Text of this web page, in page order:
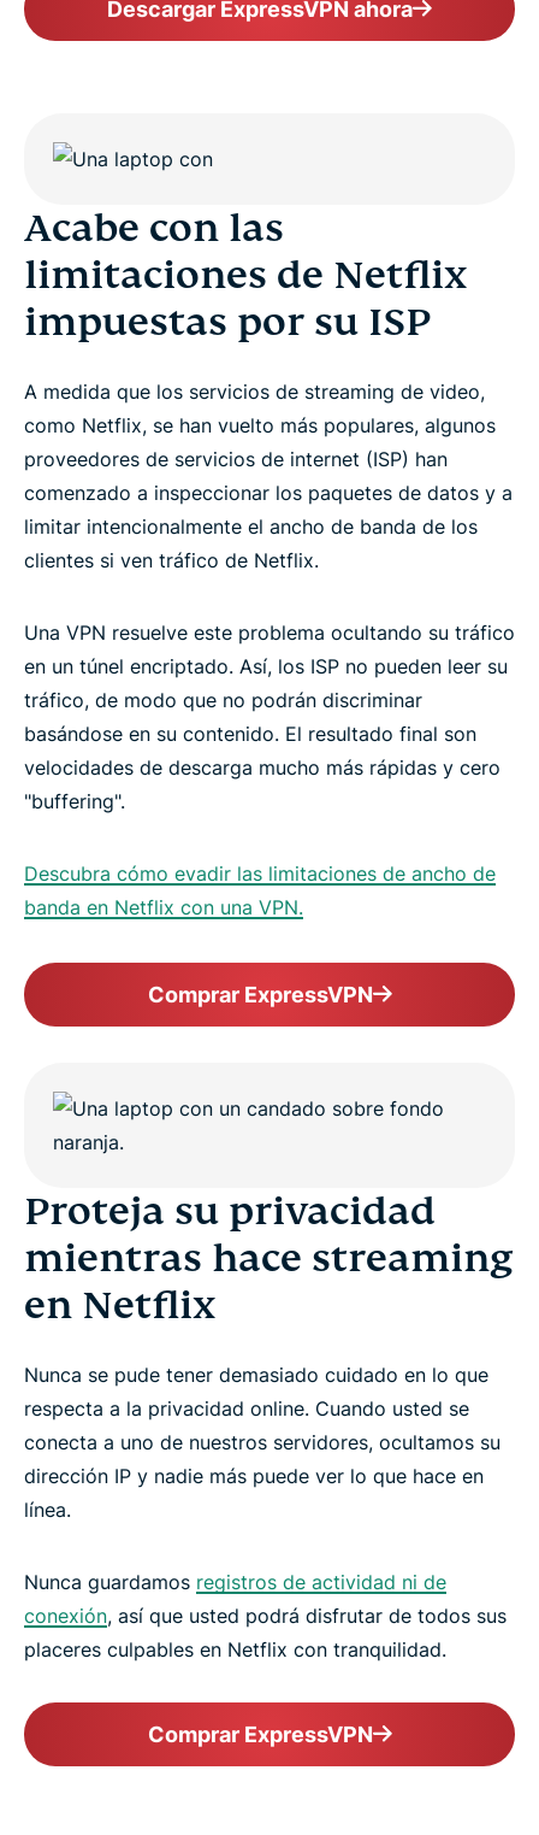
Descargar ExpressVPN ahora
Acabe con las
limitaciones de Netflix
impuestas por su ISP
A medida que los servicios de streaming de video,
como Netflix, se han vuelto más populares, algunos
proveedores de servicios de internet (ISP) han
comenzado a inspeccionar los paquetes de datos y a
limitar intencionalmente el ancho de banda de los
clientes si ven tráfico de Netflix.
Una VPN resuelve este problema ocultando su tráfico
en un túnel encriptado. Así, los ISP no pueden leer su
tráfico, de modo que no podrán discriminar
basándose en su contenido. El resultado final son
velocidades de descarga mucho más rápidas y cero
"buffering".
Descubra cómo evadir las limitaciones de ancho de
banda en Netflix con una VPN.
Comprar ExpressVPN
Proteja su privacidad
mientras hace streaming
en Netflix
Nunca se pude tener demasiado cuidado en lo que
respecta a la privacidad online. Cuando usted se
conecta a uno de nuestros servidores, ocultamos su
dirección IP y nadie más puede ver lo que hace en
línea.
Nunca guardamos registros de actividad ni de
conexión, así que usted podrá disfrutar de todos sus
placeres culpables en Netflix con tranquilidad.
Comprar ExpressVPN